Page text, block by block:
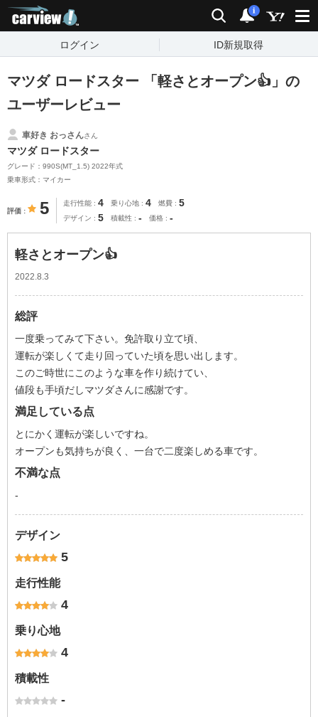
検索 通知
i
ログイン ID新規取得
マツダ ロードスター 「軽さとオープン👍」の
ユーザーレビュー
車好き おっさんさん
マツダ ロードスター
グレード：990S(MT_1.5) 2022年式
乗車形式：マイカー
評価 5 走行性能 4 乗り心地 4 燃費 5
デザイン 5 積載性 - 価格 -
軽さとオープン👍
2022.8.3
総評
一度乗ってみて下さい。免許取り立て頃、
運転が楽しくて走り回っていた頃を思い出します。
このご時世にこのような車を作り続けてい、
値段も手頃だしマツダさんに感謝です。
満足している点
とにかく運転が楽しいですね。
オープンも気持ちが良く、一台で二度楽しめる車です。
不満な点
-
デザイン
5
走行性能
4
乗り心地
4
積載性
-